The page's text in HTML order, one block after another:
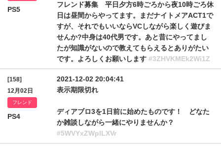
PS5
フレンド募集 平日夕方6時ごろから夜10時ごろ休
日は昼間からやってます。まだナイトメアACT1で
すが、それでもいいならVCしながら楽しく遊びま
せんか?中身は40代男です。あと昔にやってまし
たが知識がないので教えてもらえるとありがたい
です。よろしくお願いします #3ZHVKMEk2Wi1Z
[158]
12月02日
フレンド
PS4
2021-12-02 20:04:41
表示期限切れ
ディアブロ3を1日前に始めたものです！ どなた
か雑談しながら一緒にやりませんか？
#5WVYxZWplLXVr